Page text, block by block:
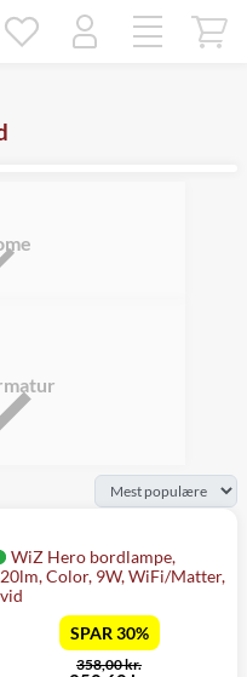
WiZ Hero bordlampe,
Color, 9W, WiFi/Matter,
før
358,00 kr.
SPAR 30%